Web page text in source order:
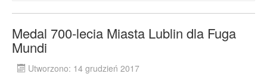
Medal 700-lecia Miasta Lublin dla Fuga
Mundi
Utworzono: 14 grudzień 2017